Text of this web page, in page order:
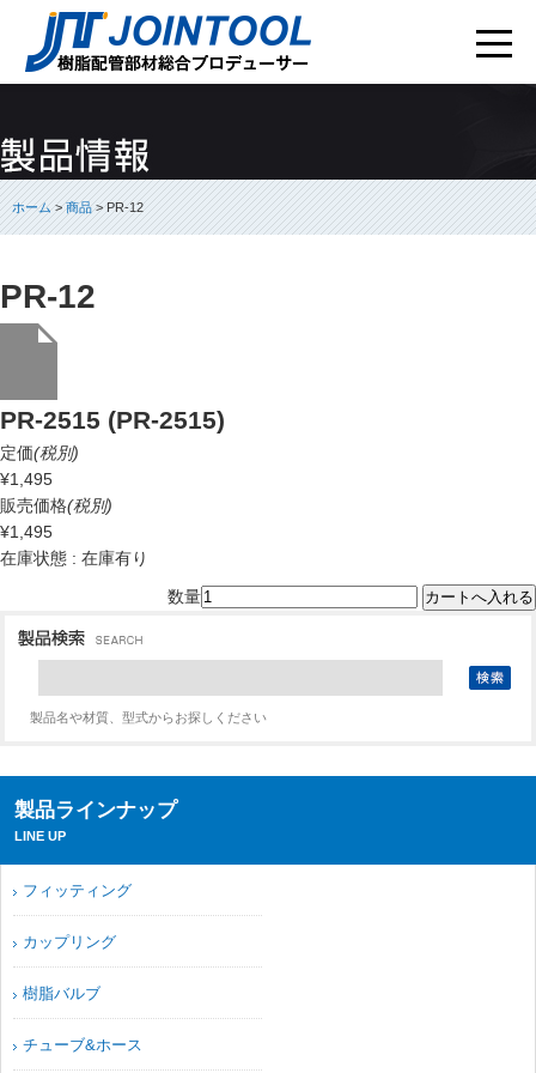
ホーム>商品> PR-12
PR-12
PR-2515 (PR-2515)
定価(税別)
¥1,495
販売価格(税別)
¥1,495
在庫状態 : 在庫有り
数量
製品名や材質、型式からお探しください
製品ラインナップ
LINE UP
フィッティング
カップリング
樹脂バルブ
チューブ&ホース